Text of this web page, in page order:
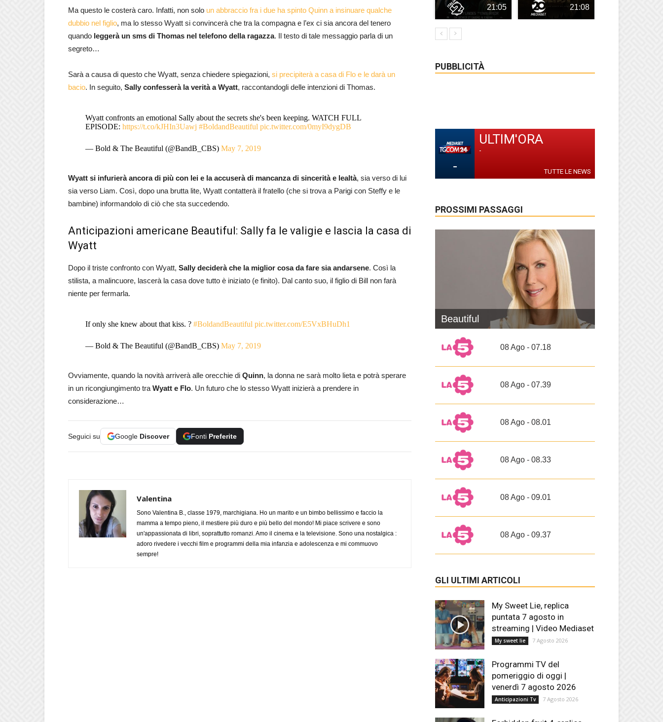
Ma questo le costerà caro. Infatti, non solo un abbraccio fra i due ha spinto Quinn a insinuare qualche
dubbio nel figlio, ma lo stesso Wyatt si convincerà che tra la compagna e l’ex ci sia ancora del tenero
quando leggerà un sms di Thomas nel telefono della ragazza. Il testo di tale messaggio parla di un
segreto…
Sarà a causa di questo che Wyatt, senza chiedere spiegazioni, si precipiterà a casa di Flo e le darà un
bacio. In seguito, Sally confesserà la verità a Wyatt, raccontandogli delle intenzioni di Thomas.
Wyatt confronts an emotional Sally about the secrets she's been keeping. WATCH FULL
EPISODE: https://t.co/kJHIn3Uawj #BoldandBeautiful pic.twitter.com/0myI9dygDB
— Bold & The Beautiful (@BandB_CBS) May 7, 2019
Wyatt si infurierà ancora di più con lei e la accuserà di mancanza di sincerità e lealtà, sia verso di lui
sia verso Liam. Così, dopo una brutta lite, Wyatt contatterà il fratello (che si trova a Parigi con Steffy e le
bambine) informandolo di ciò che sta succedendo.
Anticipazioni americane Beautiful: Sally fa le valigie e lascia la casa di
Wyatt
Dopo il triste confronto con Wyatt, Sally deciderà che la miglior cosa da fare sia andarsene. Così la
stilista, a malincuore, lascerà la casa dove tutto è iniziato (e finito). Dal canto suo, il figlio di Bill non farà
niente per fermarla.
If only she knew about that kiss. ? #BoldandBeautiful pic.twitter.com/E5VxBHuDh1
— Bold & The Beautiful (@BandB_CBS) May 7, 2019
Ovviamente, quando la novità arriverà alle orecchie di Quinn, la donna ne sarà molto lieta e potrà sperare
in un ricongiungimento tra Wyatt e Flo. Un futuro che lo stesso Wyatt inizierà a prendere in
considerazione…
Seguici su Google Discover Fonti Preferite
Valentina
Sono Valentina B., classe 1979, marchigiana. Ho un marito e un bimbo bellissimo e faccio la
mamma a tempo pieno, il mestiere più duro e più bello del mondo! Mi piace scrivere e sono
un'appassionata di libri, soprattutto romanzi. Amo il cinema e la televisione. Sono una nostalgica :
adoro rivedere i vecchi film e programmi della mia infanzia e adolescenza e mi commuovo
sempre!
21:05 21:08
PUBBLICITÀ
-
ULTIM'ORA
-
TUTTE LE NEWS
PROSSIMI PASSAGGI
Beautiful
08 Ago - 07.18
08 Ago - 07.39
08 Ago - 08.01
08 Ago - 08.33
08 Ago - 09.01
08 Ago - 09.37
GLI ULTIMI ARTICOLI
My Sweet Lie, replica
puntata 7 agosto in
streaming | Video Mediaset
My sweet lie 7 Agosto 2026
Programmi TV del
pomeriggio di oggi |
venerdì 7 agosto 2026
Anticipazioni Tv 7 Agosto 2026